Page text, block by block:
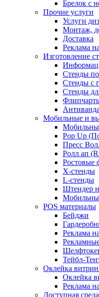
Брелок с
Прочие услуги
Услуги
Монтаж,
Доставка
Реклама
Изготовление
Стенды по
Стенды с
Стенды
Мобильные и
Pop Up
Пресс
Ролл ап
Ростовые
X-стенды
L-стенды
Штендер
POS материалы
Бейджи
Реклама
Тейбл-
Оклейка витрин
Оклейка
Реклама
Доступная